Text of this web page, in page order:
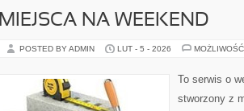
MIEJSCA NA WEEKEND
POSTED BY ADMIN LUT - 5 - 2026
To serwis o
stworzony z